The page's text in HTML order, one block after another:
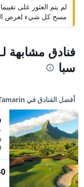
لم يتم العثور على
مسح كل شيء لعرض
فنادق مشابهة
سبا
أفضل الفنادق في Tamarin
4